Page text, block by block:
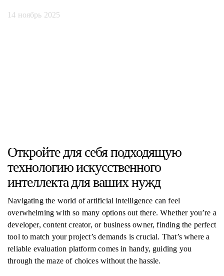
14 ноябрь 2025
Откройте для себя подходящую
технологию искусственного
интеллекта для ваших нужд
Navigating the world of artificial intelligence can feel
overwhelming with so many options out there. Whether you’re a
developer, content creator, or business owner, finding the perfect
tool to match your project’s demands is crucial. That’s where a
reliable evaluation platform comes in handy, guiding you
through the maze of choices without the hassle.